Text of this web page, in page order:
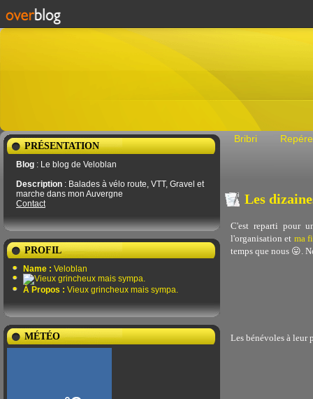
PRÉSENTATION
Blog : Le blog de Veloblan
Description : Balades à vélo route, VTT, Gravel et
marche dans mon Auvergne
Contact
PROFIL
Name : Veloblan
À Propos : Vieux grincheux mais sympa.
MÉTÉO
Bribri
Les
C'est reparti pour
l'organisation et ma
temps que nous 😛.
Les bénévoles à leur